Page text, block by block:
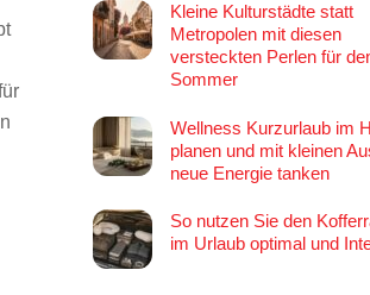
Kleine Kulturstädte statt
Metropolen mit diesen
versteckten Perlen für
Sommer
Wellness Kurzurlaub im
planen und mit kleinen
neue Energie tanken
So nutzen Sie den
im Urlaub optimal und